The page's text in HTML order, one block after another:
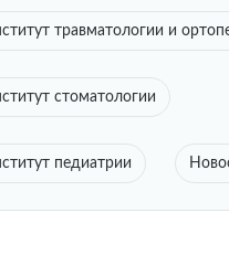
травматологии и
стоматологии
педиатрии